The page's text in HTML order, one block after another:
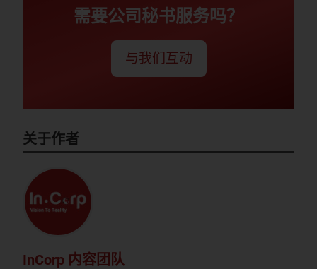
与我们互动
需要公司秘书服务吗？
关于作者
InCorp 内容团队